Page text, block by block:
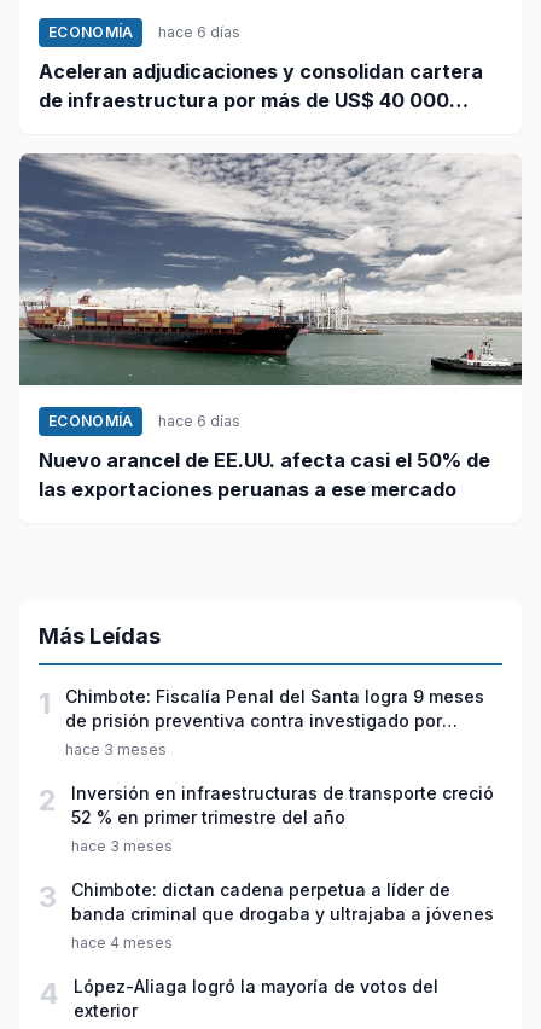
ECONOMÍA hace 6 días
Aceleran adjudicaciones y consolidan cartera
de infraestructura por más de US$ 40 000
ECONOMÍA hace 6 días
Nuevo arancel de EE.UU. afecta casi el 50% de
las exportaciones peruanas a ese mercado
Más Leídas
1
Chimbote: Fiscalía Penal del Santa logra 9 meses
de prisión preventiva contra investigado por
violación sexual y tentativa de feminicidio
hace 3 meses
2
Inversión en infraestructuras de transporte creció
52 % en primer trimestre del año
hace 3 meses
3
Chimbote: dictan cadena perpetua a líder de
banda criminal que drogaba y ultrajaba a jóvenes
hace 4 meses
4
López-Aliaga logró la mayoría de votos del
exterior